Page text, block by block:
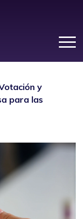
y
para las